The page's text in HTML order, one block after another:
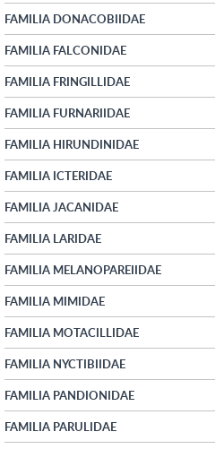
FAMILIA DONACOBIIDAE
FAMILIA FALCONIDAE
FAMILIA FRINGILLIDAE
FAMILIA FURNARIIDAE
FAMILIA HIRUNDINIDAE
FAMILIA ICTERIDAE
FAMILIA JACANIDAE
FAMILIA LARIDAE
FAMILIA MELANOPAREIIDAE
FAMILIA MIMIDAE
FAMILIA MOTACILLIDAE
FAMILIA NYCTIBIIDAE
FAMILIA PANDIONIDAE
FAMILIA PARULIDAE